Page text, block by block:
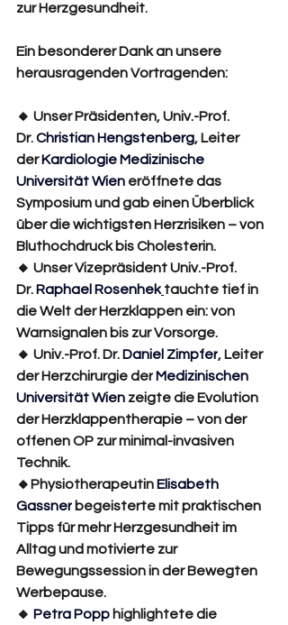
zur Herzgesundheit.
Ein besonderer Dank an unsere
herausragenden Vortragenden:
🔸 Unser Präsidenten, Univ.-Prof.
Dr. Christian Hengstenberg, Leiter
der Kardiologie Medizinische
Universität Wien eröffnete das
Symposium und gab einen Überblick
über die wichtigsten Herzrisiken – von
Bluthochdruck bis Cholesterin.
🔸 Unser Vizepräsident Univ.-Prof.
Dr. Raphael Rosenhek tauchte tief in
die Welt der Herzklappen ein: von
Warnsignalen bis zur Vorsorge.
🔸 Univ.-Prof. Dr. Daniel Zimpfer, Leiter
der Herzchirurgie der Medizinischen
Universität Wien zeigte die Evolution
der Herzklappentherapie – von der
offenen OP zur minimal-invasiven
Technik.
🔸Physiotherapeutin Elisabeth
Gassner begeisterte mit praktischen
Tipps für mehr Herzgesundheit im
Alltag und motivierte zur
Bewegungssession in der Bewegten
Werbepause.
🔸 Petra Popp highlightete die